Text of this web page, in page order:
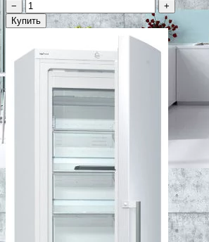
−
+
Купить